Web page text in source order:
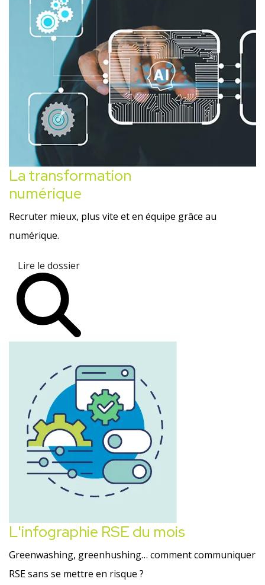
La transformation
numérique
Recruter mieux, plus vite et en équipe grâce au
numérique.
Lire le dossier
L'infographie RSE du mois
Greenwashing, greenhushing… comment communiquer
RSE sans se mettre en risque ?